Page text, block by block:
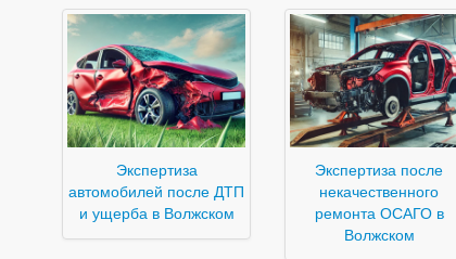
Экспертиза
автомобилей после ДТП
и ущерба в Волжском
Экспертиза после
некачественного
ремонта ОСАГО в
Волжском